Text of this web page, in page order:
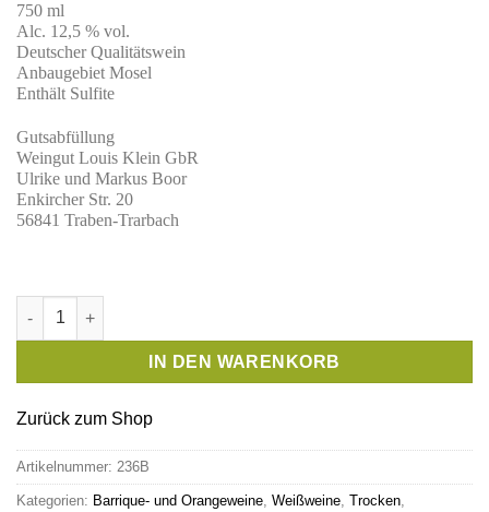
750 ml
Alc. 12,5 % vol.
Deutscher Qualitätswein
Anbaugebiet Mosel
Enthält Sulfite
Gutsabfüllung
Weingut Louis Klein GbR
Ulrike und Markus Boor
Enkircher Str. 20
56841 Traben-Trarbach
2023 Weißburgunder trocken Barrique Menge
IN DEN WARENKORB
Zurück zum Shop
Artikelnummer: 236B
Kategorien: Barrique- und Orangeweine, Weißweine, Trocken,